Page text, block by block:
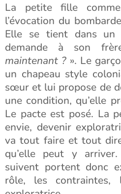
La petite fille
l’évocation du
Elle se tient dans un
demande à son
maintenant ?». Le
un chapeau style
sœur et lui propose de
une condition, qu’elle
Le pacte est posé. La
envie, devenir
va tout faire et tout
qu’elle peut y
suivent portent donc
rôle, les contraintes,